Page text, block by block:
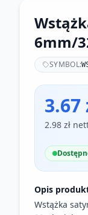
6mm/
SYMBOL:
3.67
2.98 zł
Opis
Wstążka